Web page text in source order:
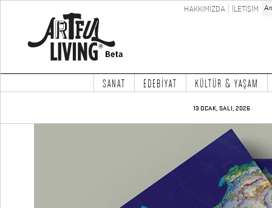
HAKKIMIZDA İLETİŞİM
SANAT EDEBİYAT KÜLTÜR & YAŞAM
13 OCAK, SALI, 2026